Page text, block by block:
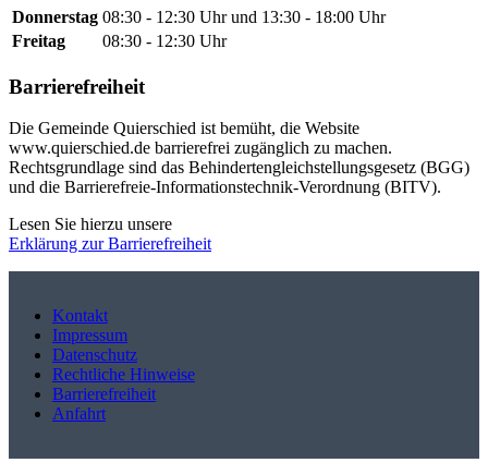
Donnerstag 08:30 - 12:30 Uhr und 13:30 - 18:00 Uhr
Freitag
08:30 - 12:30 Uhr
Barrierefreiheit
Die Gemeinde Quierschied ist bemüht, die Website
www.quierschied.de barrierefrei zugänglich zu machen.
Rechtsgrundlage sind das Behindertengleichstellungsgesetz (BGG)
und die Barrierefreie-Informationstechnik-Verordnung (BITV).
Lesen Sie hierzu unsere
Erklärung zur Barrierefreiheit
Kontakt
Impressum
Datenschutz
Rechtliche Hinweise
Barrierefreiheit
Anfahrt